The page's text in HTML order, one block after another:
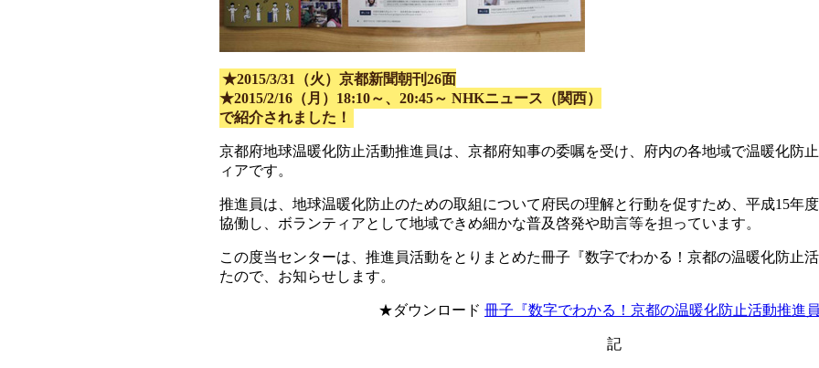
★2015/3/31（火）京都新聞朝刊26面
★2015/2/16（月）18:10～、20:45～ NHKニュース（関西）
で紹介されました！
京都府地球温暖化防止活動推進員は、京都府知事の委嘱を受け、府内の各地域で温暖化防
ィアです。
推進員は、地球温暖化防止のための取組について府民の理解と行動を促すため、平成15年
協働し、ボランティアとして地域できめ細かな普及啓発や助言等を担っています。
この度当センターは、推進員活動をとりまとめた冊子『数字でわかる！京都の温暖化防止
たので、お知らせします。
★ダウンロード 冊子『数字でわかる！京都の温暖化防止活動推進員
記